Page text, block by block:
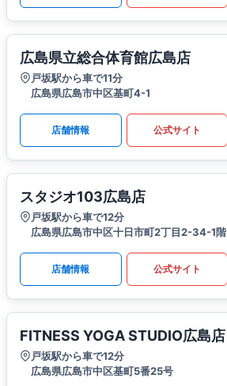
広島県立総合体育館広島店
戸坂駅から車で11分
広島県広島市中区基町4-1
店舗情報 公式サイト
スタジオ103広島店
戸坂駅から車で12分
広島県広島市中区十日市町2丁目2-34-1階
店舗情報 公式サイト
FITNESS YOGA STUDIO広島店
戸坂駅から車で12分
広島県広島市中区基町5番25号